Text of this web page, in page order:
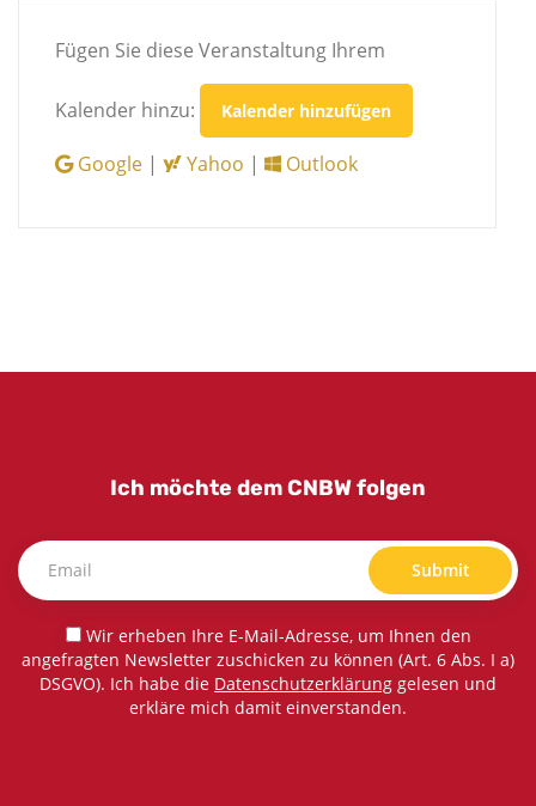
Fügen Sie diese Veranstaltung Ihrem
Kalender hinzu: Kalender hinzufügen
Google | Yahoo | Outlook
Ich möchte dem CNBW folgen
Submit
Wir erheben Ihre E-Mail-Adresse, um Ihnen den
angefragten Newsletter zuschicken zu können (Art. 6 Abs. I a)
DSGVO). Ich habe die Datenschutzerklärung gelesen und
erkläre mich damit einverstanden.